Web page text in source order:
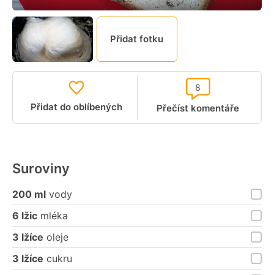
Přidat fotku
Přidat do oblíbených Přečíst komentáře
8
Suroviny
200 ml vody
6 lžic mléka
3 lžíce oleje
3 lžíce cukru